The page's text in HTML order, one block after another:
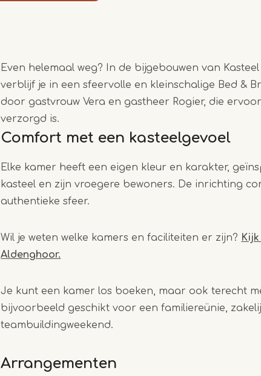
Even helemaal weg? In de bijgebouwen van
verblijf je in een sfeervolle en kleinschalige Bed &
door gastvrouw Vera en gastheer Rogier, die
verzorgd is.
Comfort met een kasteelgevoel
Elke kamer heeft een eigen kleur en karakter,
kasteel en zijn vroegere bewoners. De inrichting
authentieke sfeer.
Wil je weten welke kamers en faciliteiten er zijn?
Aldenghoor.
Je kunt een kamer los boeken, maar ook terecht
bijvoorbeeld geschikt voor een familiereünie,
teambuildingweekend.
Arrangementen